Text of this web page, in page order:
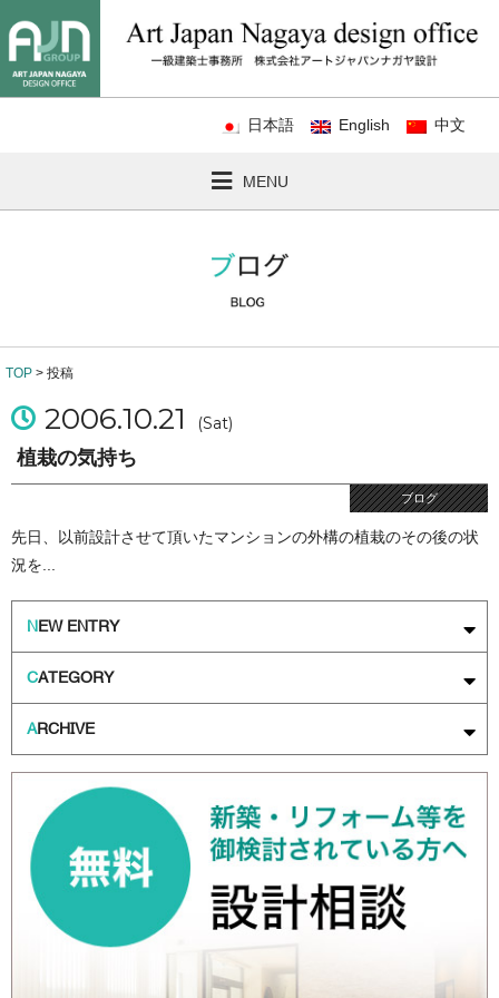
日本語 English 中文
MENU
TOP > 投稿
2006.10.21 (Sat)
植栽の気持ち
ブログ
先日、以前設計させて頂いたマンションの外構の植栽のその後の状
況を...
NEW ENTRY
CATEGORY
ARCHIVE